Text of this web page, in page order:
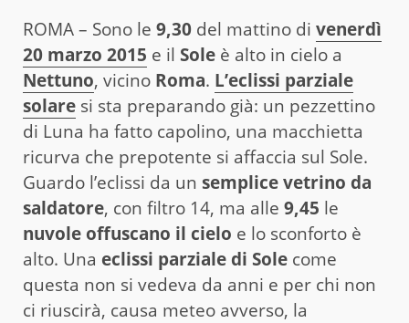
ROMA – Sono le 9,30 del mattino di venerdì
20 marzo 2015 e il Sole è alto in cielo a
Nettuno, vicino Roma. L’eclissi parziale
solare si sta preparando già: un pezzettino
di Luna ha fatto capolino, una macchietta
ricurva che prepotente si affaccia sul Sole.
Guardo l’eclissi da un semplice vetrino da
saldatore, con filtro 14, ma alle 9,45 le
nuvole offuscano il cielo e lo sconforto è
alto. Una eclissi parziale di Sole come
questa non si vedeva da anni e per chi non
ci riuscirà, causa meteo avverso, la